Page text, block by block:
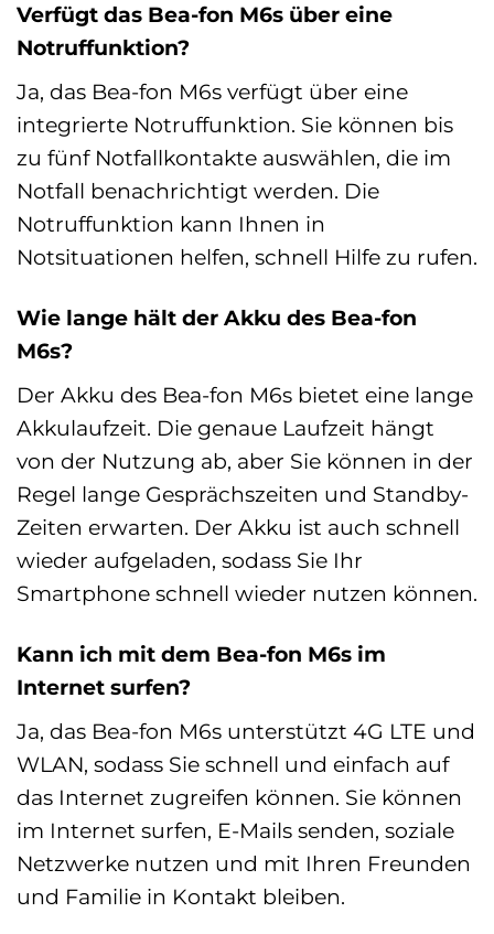
Verfügt das Bea-fon M6s über eine
Notruffunktion?
Ja, das Bea-fon M6s verfügt über eine
integrierte Notruffunktion. Sie können bis
zu fünf Notfallkontakte auswählen, die im
Notfall benachrichtigt werden. Die
Notruffunktion kann Ihnen in
Notsituationen helfen, schnell Hilfe zu rufen.
Wie lange hält der Akku des Bea-fon
M6s?
Der Akku des Bea-fon M6s bietet eine lange
Akkulaufzeit. Die genaue Laufzeit hängt
von der Nutzung ab, aber Sie können in der
Regel lange Gesprächszeiten und Standby-
Zeiten erwarten. Der Akku ist auch schnell
wieder aufgeladen, sodass Sie Ihr
Smartphone schnell wieder nutzen können.
Kann ich mit dem Bea-fon M6s im
Internet surfen?
Ja, das Bea-fon M6s unterstützt 4G LTE und
WLAN, sodass Sie schnell und einfach auf
das Internet zugreifen können. Sie können
im Internet surfen, E-Mails senden, soziale
Netzwerke nutzen und mit Ihren Freunden
und Familie in Kontakt bleiben.